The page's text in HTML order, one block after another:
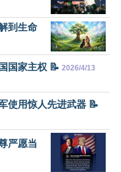
到生命
国家主权 📝 2026/4/13
使用惊人先进武器 📝
严愿当